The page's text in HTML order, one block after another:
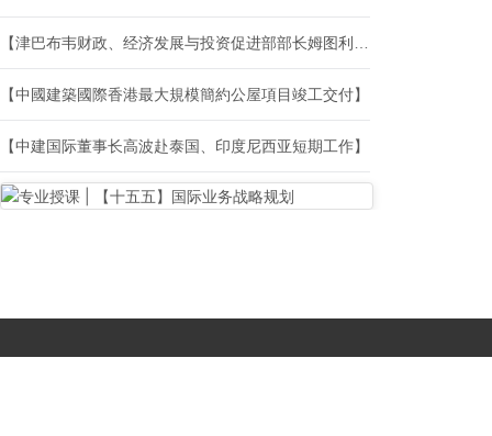
【中國建築國際香港最大規模簡約公屋項目竣工交付】
【中建国际董事长高波赴泰国、印度尼西亚短期工作】